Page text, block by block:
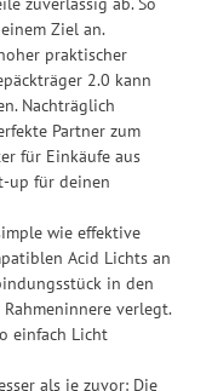
Ziel an.
praktischer
2.0 kann
Nachträglich
Partner zum
für Einkäufe aus
up für deinen
wie effektive
Acid Lichts an
in den
verlegt.
einfach Licht
als je zuvor: Die